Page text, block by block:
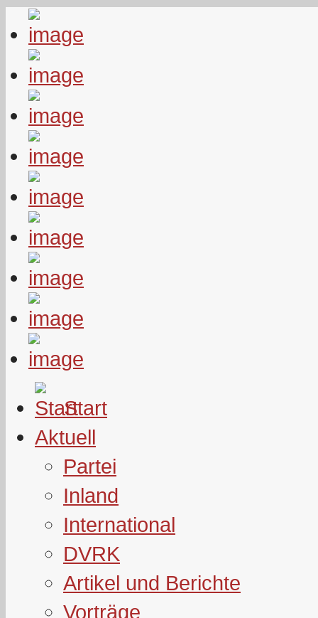
Start
Aktuell
Partei
Inland
International
DVRK
Artikel und Berichte
Vorträge